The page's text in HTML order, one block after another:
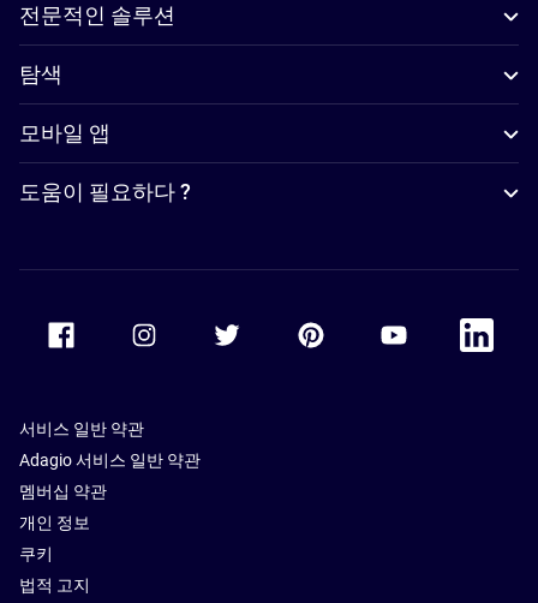
전문적인 솔루션
탐색
모바일 앱
도움이 필요하다 ?
Accor Youtube
Accor
서비스 일반 약관
Adagio 서비스 일반 약관
멤버십 약관
개인 정보
쿠키
법적 고지